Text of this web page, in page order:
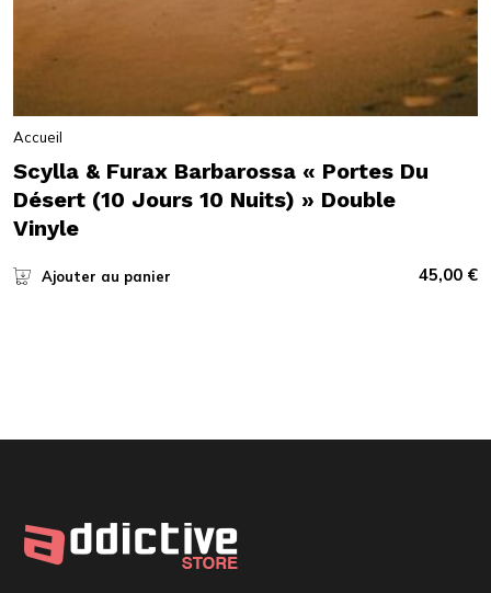
Accueil
Scylla & Furax Barbarossa « Portes Du
Désert (10 Jours 10 Nuits) » Double
Vinyle
Ajouter au panier 45,00 €